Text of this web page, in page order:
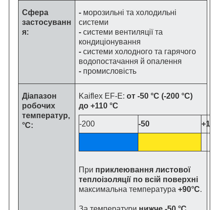
Сфера
застосуванн
я:
- морозильні та холодильні
системи
- системи вентиляції та
кондиціонування
- системи холодного та гарячого
водопостачання й опалення
- промисловість
Діапазон
робочих
температур,
°C:
Kaiflex EF-E: от -50 °C (-200 °C)
до +110 °C
-200 -50 +110
При приклеювання листової
теплоізоляції по всій поверхні
максимальна температура +90°C.